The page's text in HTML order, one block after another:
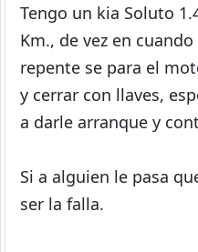
Tengo un kia Soluto
Km., de vez en
repente se para el
y cerrar con llaves,
a darle arranque y
Si a alguien le pasa
ser la falla.